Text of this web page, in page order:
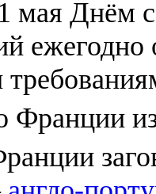
мая Днём
ежегодно